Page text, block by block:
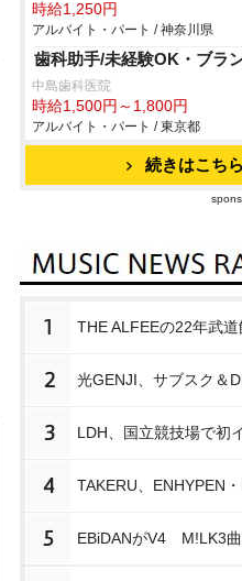
時給1,250円
アルバイト・パート / 神奈川県
歯科助手/未経験OK・ブラ
中島歯科医院
時給1,500円～1,800円
アルバイト・パート / 東京都
続きはこちら
1 THE ALFEEの22年武
2 光GENJI、サブスク＆
3 LDH、国立競技場で初
4
5 EBiDANがV4 M!LK3